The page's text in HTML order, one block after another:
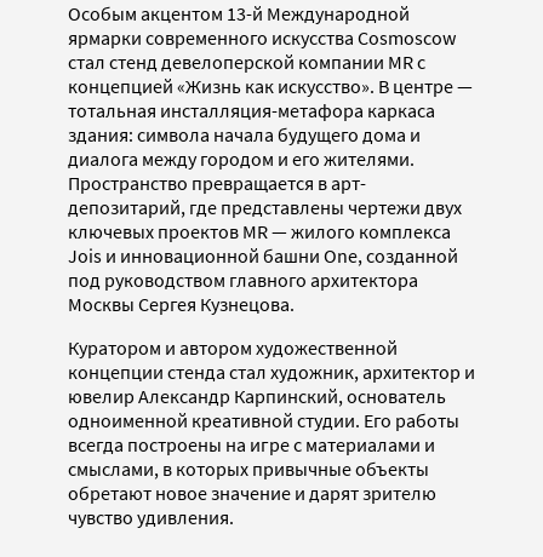
Особым акцентом 13-й Международной
ярмарки современного искусства Cosmoscow
стал стенд девелоперской компании MR с
концепцией «Жизнь как искусство». В центре —
тотальная инсталляция-метафора каркаса
здания: символа начала будущего дома и
диалога между городом и его жителями.
Пространство превращается в арт-
депозитарий, где представлены чертежи двух
ключевых проектов MR — жилого комплекса
Jois и инновационной башни One, созданной
под руководством главного архитектора
Москвы Сергея Кузнецова.
Куратором и автором художественной
концепции стенда стал художник, архитектор и
ювелир Александр Карпинский, основатель
одноименной креативной студии. Его работы
всегда построены на игре с материалами и
смыслами, в которых привычные объекты
обретают новое значение и дарят зрителю
чувство удивления.